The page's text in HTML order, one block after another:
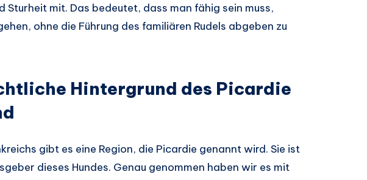
Sturheit mit. Das bedeutet, dass man fähig sein muss,
ohne die Führung des familiären Rudels abgeben zu
Hintergrund des Picardie
gibt es eine Region, die Picardie genannt wird. Sie ist
dieses Hundes. Genau genommen haben wir es mit